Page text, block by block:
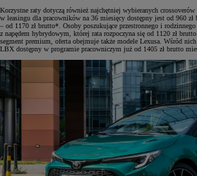
Korzystne raty dotyczą również najchętniej wybieranych
w leasingu dla pracowników na 36 miesięcy dostępny jest od 960
– od 1170 zł brutto*. Osoby poszukujące przestronnego i
z napędem hybrydowym, której rata rozpoczyna się od 1120 zł
segment premium, oferta obejmuje także modele Lexusa. Wśród
LBX dostępny w programie pracowniczym już od 1405 zł brutto